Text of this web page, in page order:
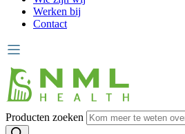
Werken bij
Contact
Producten zoeken